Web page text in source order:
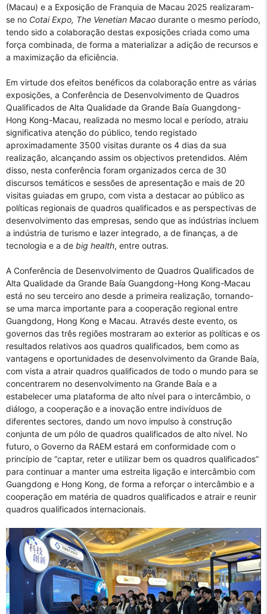
(Macau) e a Exposição de Franquia de Macau 2025 realizaram-
se no Cotai Expo, The Venetian Macao durante o mesmo período,
tendo sido a colaboração destas exposições criada como uma
força combinada, de forma a materializar a adição de recursos e
a maximização da eficiência.
Em virtude dos efeitos benéficos da colaboração entre as várias
exposições, a Conferência de Desenvolvimento de Quadros
Qualificados de Alta Qualidade da Grande Baía Guangdong-
Hong Kong-Macau, realizada no mesmo local e período, atraiu
significativa atenção do público, tendo registado
aproximadamente 3500 visitas durante os 4 dias da sua
realização, alcançando assim os objectivos pretendidos. Além
disso, nesta conferência foram organizados cerca de 30
discursos temáticos e sessões de apresentação e mais de 20
visitas guiadas em grupo, com vista a destacar ao público as
políticas regionais de quadros qualificados e as perspectivas de
desenvolvimento das empresas, sendo que as indústrias incluem
a indústria de turismo e lazer integrado, a de finanças, a de
tecnologia e a de big health, entre outras.
A Conferência de Desenvolvimento de Quadros Qualificados de
Alta Qualidade da Grande Baía Guangdong-Hong Kong-Macau
está no seu terceiro ano desde a primeira realização, tornando-
se uma marca importante para a cooperação regional entre
Guangdong, Hong Kong e Macau. Através deste evento, os
governos das três regiões mostraram ao exterior as políticas e os
resultados relativos aos quadros qualificados, bem como as
vantagens e oportunidades de desenvolvimento da Grande Baía,
com vista a atrair quadros qualificados de todo o mundo para se
concentrarem no desenvolvimento na Grande Baía e a
estabelecer uma plataforma de alto nível para o intercâmbio, o
diálogo, a cooperação e a inovação entre indivíduos de
diferentes sectores, dando um novo impulso à construção
conjunta de um pólo de quadros qualificados de alto nível. No
futuro, o Governo da RAEM estará em conformidade com o
princípio de “captar, reter e utilizar bem os quadros qualificados”
para continuar a manter uma estreita ligação e intercâmbio com
Guangdong e Hong Kong, de forma a reforçar o intercâmbio e a
cooperação em matéria de quadros qualificados e atrair e reunir
quadros qualificados internacionais.